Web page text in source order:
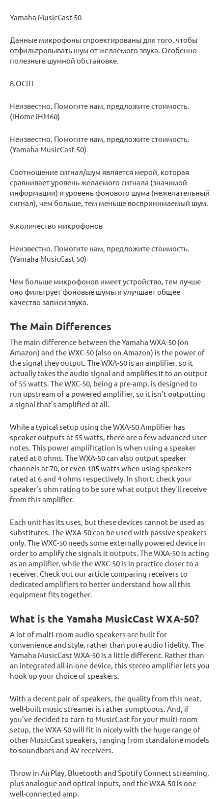
Yamaha MusicCast 50
Данные микрофоны спроектированы для того, чтобы
отфильтровывать шум от желаемого звука. Особенно
полезны в шумной обстановке.
8.ОСШ
Неизвестно. Помогите нам, предложите стоимость.
(iHome iHM60)
Неизвестно. Помогите нам, предложите стоимость.
(Yamaha MusicCast 50)
Соотношение сигнал/шум является мерой, которая
сравнивает уровень желаемого сигнала (значимой
информации) и уровень фонового шума (нежелательный
сигнал), чем больше, тем меньше воспринимаемый шум.
9.количество микрофонов
Неизвестно. Помогите нам, предложите стоимость.
(Yamaha MusicCast 50)
Чем больше микрофонов имеет устройство, тем лучше
оно фильтрует фоновые шумы и улучшает общее
качество записи звука.
The Main Differences
The main difference between the Yamaha WXA-50 (on
Amazon) and the WXC-50 (also on Amazon) is the power of
the signal they output. The WXA-50 is an amplifier, so it
actually takes the audio signal and amplifies it to an output
of 55 watts. The WXC-50, being a pre-amp, is designed to
run upstream of a powered amplifier, so it isn’t outputting
a signal that’s amplified at all.
While a typical setup using the WXA-50 Amplifier has
speaker outputs at 55 watts, there are a few advanced user
notes. This power amplification is when using a speaker
rated at 8 ohms. The WXA-50 can also output speaker
channels at 70, or even 105 watts when using speakers
rated at 6 and 4 ohms respectively. In short: check your
speaker’s ohm rating to be sure what output they’ll receive
from this amplifier.
Each unit has its uses, but these devices cannot be used as
substitutes. The WXA-50 can be used with passive speakers
only. The WXC-50 needs some externally powered device in
order to amplify the signals it outputs. The WXA-50 is acting
as an amplifier, while the WXC-50 is in practice closer to a
receiver. Check out our article comparing receivers to
dedicated amplifiers to better understand how all this
equipment fits together.
What is the Yamaha MusicCast WXA-50?
A lot of multi-room audio speakers are built for
convenience and style, rather than pure audio fidelity. The
Yamaha MusicCast WXA-50 is a little different. Rather than
an integrated all-in-one device, this stereo amplifier lets you
hook up your choice of speakers.
With a decent pair of speakers, the quality from this neat,
well-built music streamer is rather sumptuous. And, if
you’ve decided to turn to MusicCast for your multi-room
setup, the WXA-50 will fit in nicely with the huge range of
other MusicCast speakers, ranging from standalone models
to soundbars and AV receivers.
Throw in AirPlay, Bluetooth and Spotify Connect streaming,
plus analogue and optical inputs, and the WXA-50 is one
well-connected amp.